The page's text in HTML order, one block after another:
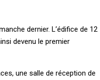
dernier. L’édifice de 12
devenu le premier
une salle de réception de